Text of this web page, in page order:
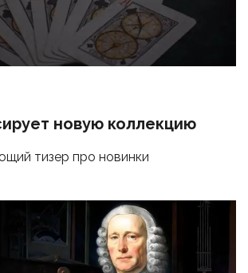
новую коллекцию
тизер про новинки